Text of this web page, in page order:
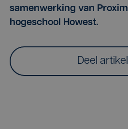
samenwerking van
hogeschool Howest.
Deel artikel